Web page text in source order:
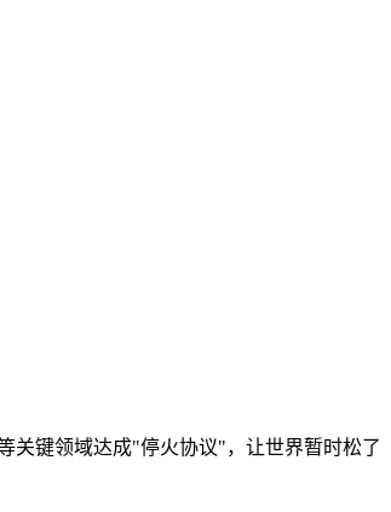
关键领域达成"停火协议"，让世界暂时松了